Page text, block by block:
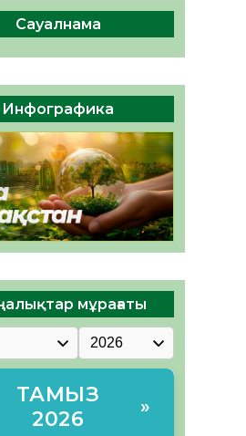
Рүстемұлы облыс
кеңесшісі болып
49 0
Сауалнама
Инфографика
мұрағаты
ТАМЫЗ
2026
»